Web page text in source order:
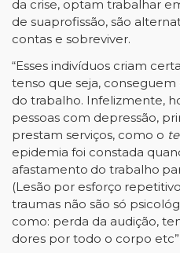
da crise, optam trabalhar
de suaprofissão, são
contas e sobreviver.
“Esses indivíduos criam
tenso que seja, conseguem
do trabalho. Infelizmente,
pessoas com depressão,
prestam serviços, como o
epidemia foi constada
afastamento do trabalho
(Lesão por esforço
traumas não são só
como: perda da audição,
dores por todo o corpo etc”.